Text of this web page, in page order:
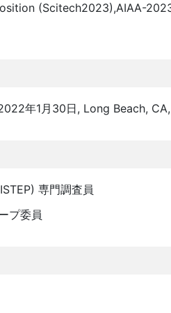
(Scitech2023),AIAA-
年1月30日, Long Beach,
専門調査員
プ委員